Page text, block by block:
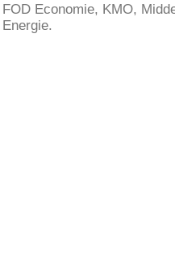
FOD Economie, KMO,
Energie.